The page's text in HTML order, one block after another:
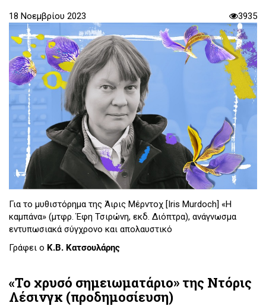
18 Νοεμβρίου 2023 3935
Για το μυθιστόρημα της Άιρις Μέρντοχ [Iris Murdoch] «Η
καμπάνα» (μτφρ. Έφη Τσιρώνη, εκδ. Διόπτρα), ανάγνωσμα
εντυπωσιακά σύγχρονο και απολαυστικό
Γράφει ο Κ.Β. Κατσουλάρης
«Το χρυσό σημειωματάριο» της Ντόρις
Λέσινγκ (προδημοσίευση)